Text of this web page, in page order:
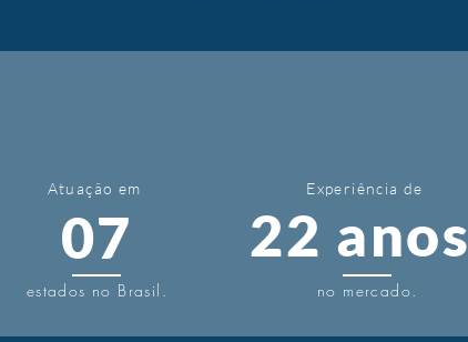
Atuação em
07
estados no Brasil.
Experiência de
22 anos
no mercado.